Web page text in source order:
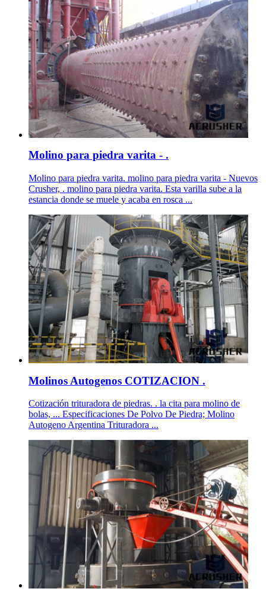
Molino para piedra varita - .
Molino para piedra varita. molino para piedra varita - Nuevos
Crusher, . molino para piedra varita. Esta varilla sube a la
estancia donde se muele y acaba en rosca ...
Molinos Autogenos COTIZACION .
Cotización trituradora de piedras. . la cita para molino de
bolas, ... Especificaciones De Polvo De Piedra; Molino
Autogeno Argentina Trituradora ...